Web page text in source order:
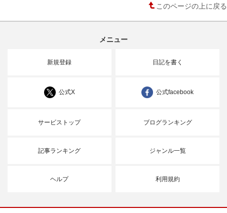
このページの上に戻る
メニュー
新規登録 日記を書く
公式X 公式facebook
サービストップ ブログランキング
記事ランキング ジャンル一覧
ヘルプ 利用規約